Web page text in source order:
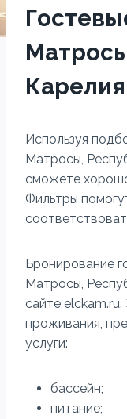
Используя
Матросы,
сможете
Фильтры
Бронирование
Матросы,
сайте
проживания,
услуги:
бассейн;
питание;